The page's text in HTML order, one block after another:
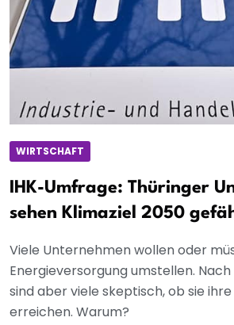
WIRTSCHAFT
IHK-Umfrage: Thüringer
sehen Klimaziel 2050
Viele Unternehmen wollen oder
Energieversorgung umstellen.
sind aber viele skeptisch, ob sie
erreichen. Warum?